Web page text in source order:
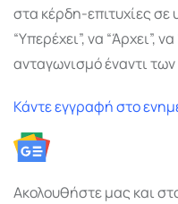
στα κέρδη-επιτυχίες σε
“Υπερέχει”, να “Άρχει”,
ανταγωνισμό έναντι
Κάντε εγγραφή στο
Ακολουθήστε μας και